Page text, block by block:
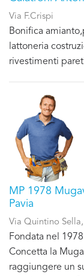
Via F.Crispi
Bonifica
lattoneria
rivestimenti
MP 1978
Pavia
Via Quintino
Fondata nel
Concetta la
raggiungere un